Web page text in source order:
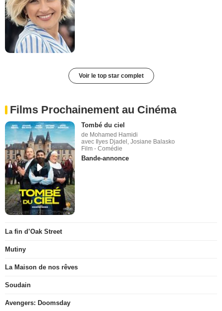
Voir le top star complet
Films Prochainement au Cinéma
Tombé du ciel
de Mohamed Hamidi
avec Ilyes Djadel, Josiane Balasko
Film - Comédie
Bande-annonce
La fin d’Oak Street
Mutiny
La Maison de nos rêves
Soudain
Avengers: Doomsday